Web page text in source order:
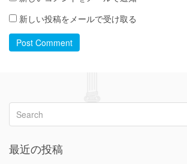
新しい投稿をメールで受け取る
Post Comment
最近の投稿